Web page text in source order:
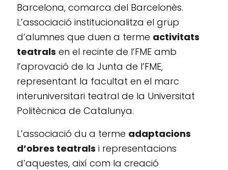
Barcelona, comarca del Barcelonès.
L’associació institucionalitza el grup
d’alumnes que duen a terme activitats
teatrals en el recinte de l’FME amb
l’aprovació de la Junta de l’FME,
representant la facultat en el marc
interuniversitari teatral de la Universitat
Politècnica de Catalunya.
L’associació du a terme adaptacions
d’obres teatrals i representacions
d’aquestes, així com la creació